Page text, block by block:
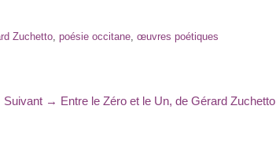
Zuchetto, poésie occitane, œuvres poétiques
Suivant → Article
Entre le Zéro et le Un, de Gérard Zuchetto